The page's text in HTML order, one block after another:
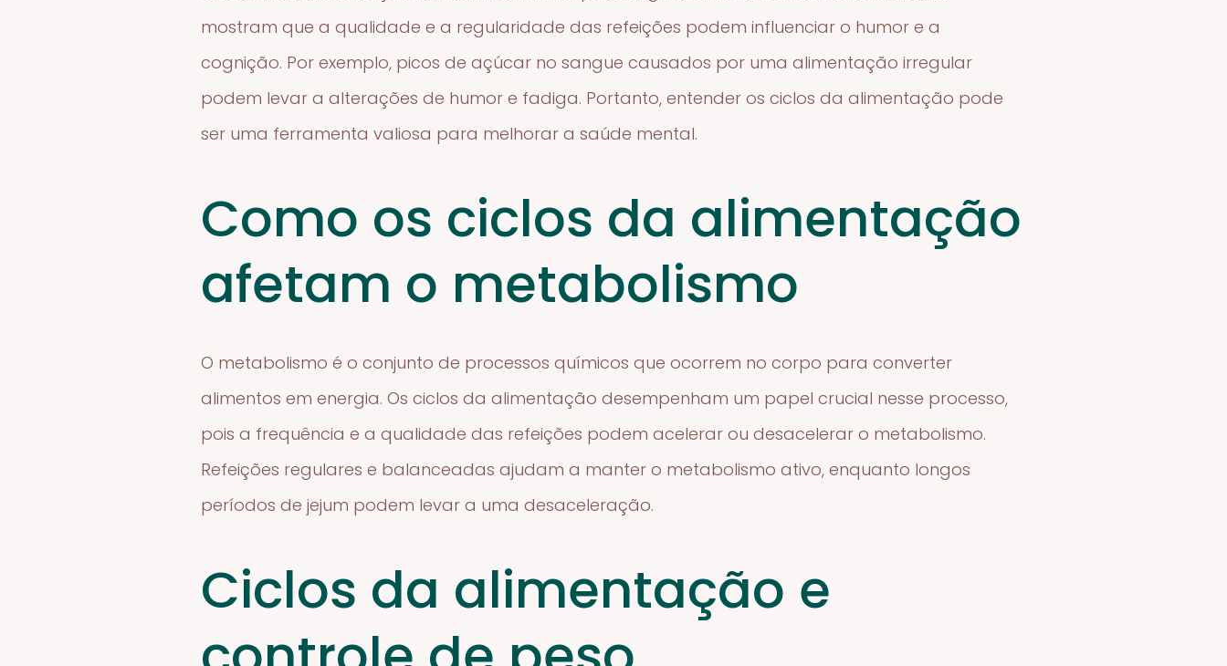
mostram que a qualidade e a regularidade das refeições podem influenciar o humor e a
cognição. Por exemplo, picos de açúcar no sangue causados por uma alimentação irregular
podem levar a alterações de humor e fadiga. Portanto, entender os ciclos da alimentação pode
ser uma ferramenta valiosa para melhorar a saúde mental.
Como os ciclos da alimentação
afetam o metabolismo
O metabolismo é o conjunto de processos químicos que ocorrem no corpo para converter
alimentos em energia. Os ciclos da alimentação desempenham um papel crucial nesse processo,
pois a frequência e a qualidade das refeições podem acelerar ou desacelerar o metabolismo.
Refeições regulares e balanceadas ajudam a manter o metabolismo ativo, enquanto longos
períodos de jejum podem levar a uma desaceleração.
Ciclos da alimentação e